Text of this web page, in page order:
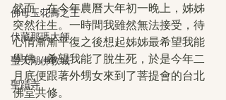
佛母玉花壽之王
伏藏那瑪大師
聖天湖佛教城
聖蹟寺
然而，在今年農曆大年初一晚上，姊姊
突然往生。一時間我雖然無法接受，待
心情漸漸平復之後想起姊姊最希望我能
學佛，希望我能了脫生死，於是今年二
月底便跟著外甥女來到了菩提會的台北
佛堂共修。